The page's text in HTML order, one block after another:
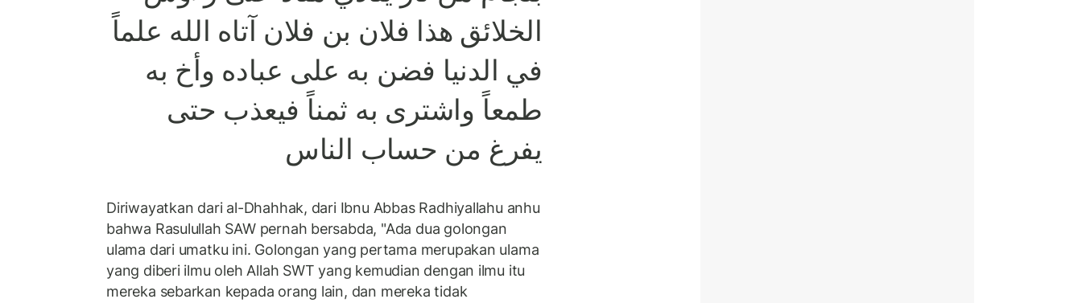
الخلائق هذا فلان بن فلان آتاه الله علماً
في الدنيا فضن به على عباده وأخ به
طمعاً واشترى به ثمناً فيعذب حتى
يفرغ من حساب الناس
Diriwayatkan dari al-Dhahhak, dari Ibnu Abbas Radhiyallahu anhu
bahwa Rasulullah SAW pernah bersabda, "Ada dua golongan
ulama dari umatku ini. Golongan yang pertama merupakan ulama
yang diberi ilmu oleh Allah SWT yang kemudian dengan ilmu itu
mereka sebarkan kepada orang lain, dan mereka tidak